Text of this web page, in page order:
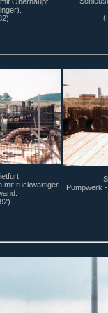
mit rückwärtiger
Pumpwerk